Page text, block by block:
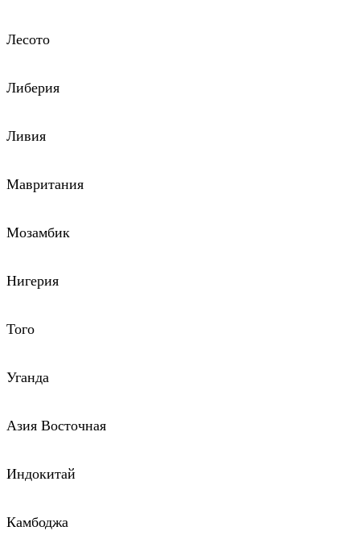
Лесото
Либерия
Ливия
Мавритания
Мозамбик
Нигерия
Того
Уганда
Азия Восточная
Индокитай
Камбоджа